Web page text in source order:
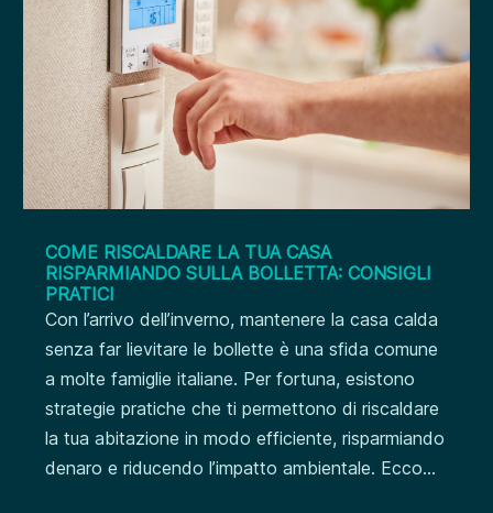
COME RISCALDARE LA TUA CASA
RISPARMIANDO SULLA BOLLETTA: CONSIGLI
PRATICI
Con l’arrivo dell’inverno, mantenere la casa calda
senza far lievitare le bollette è una sfida comune
a molte famiglie italiane. Per fortuna, esistono
strategie pratiche che ti permettono di riscaldare
la tua abitazione in modo efficiente, risparmiando
denaro e riducendo l’impatto ambientale. Ecco...